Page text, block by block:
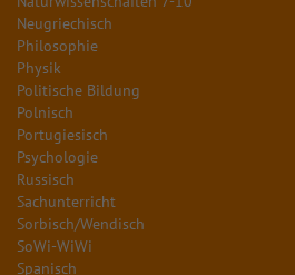
Neugriechisch
Philosophie
Physik
Politische Bildung
Polnisch
Portugiesisch
Psychologie
Russisch
Sachunterricht
Sorbisch/Wendisch
SoWi-WiWi
Spanisch